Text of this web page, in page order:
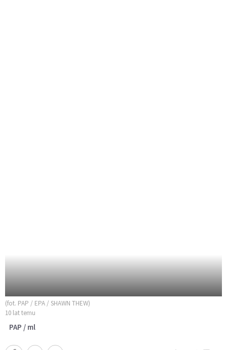
(fot. PAP / EPA / SHAWN THEW)
10 lat temu
PAP / ml